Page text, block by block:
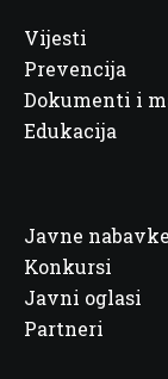
Vijesti
Prevencija
Dokumenti i
Edukacija
Javne nabavke
Konkursi
Javni oglasi
Partneri